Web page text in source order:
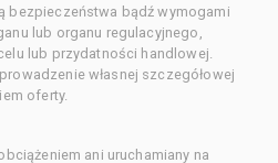
bezpieczeństwa bądź wymogami
lub organu regulacyjnego,
lub przydatności handlowej.
własnej szczegółowej
oferty.
ani uruchamiany na